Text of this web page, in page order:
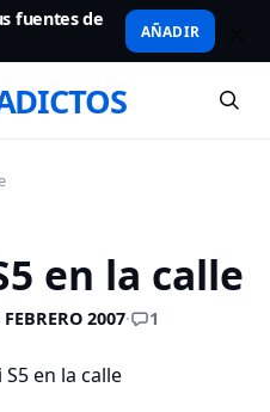
fuentes de
AÑADIR
en la calle
2007· 1